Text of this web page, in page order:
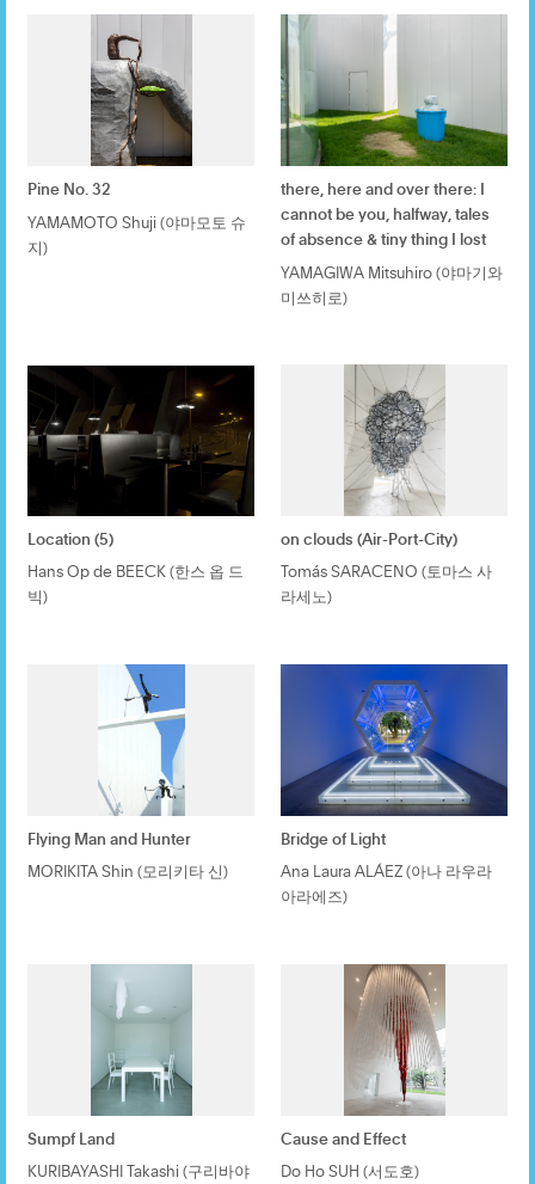
Pine No. 32
YAMAMOTO Shuji (야마모토 슈
지)
there, here and over there: I
cannot be you, halfway, tales
of absence & tiny thing I lost
YAMAGIWA Mitsuhiro (야마기와
미쓰히로)
Location (5)
Hans Op de BEECK (한스 옵 드
빅)
on clouds (Air-Port-City)
Tomás SARACENO (토마스 사
라세노)
Flying Man and Hunter
MORIKITA Shin (모리키타 신)
Bridge of Light
Ana Laura ALÁEZ (아나 라우라
아라에즈)
Sumpf Land
KURIBAYASHI Takashi (구리바야
Cause and Effect
Do Ho SUH (서도호)